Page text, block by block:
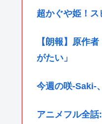
超かぐや姫！
【朗報】原作
がたい」
今週の咲-Saki-
アニメフル全